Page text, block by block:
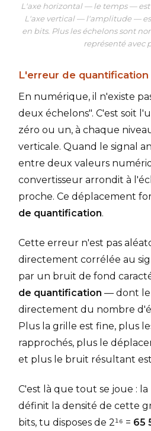
L'axe horizontal — le temps — est
L'axe vertical — l'amplitude —
en bits. Plus les échelons sont
représenté avec
L'erreur de quantification
En numérique, il n'existe
deux échelons". C'est soit
zéro ou un, à chaque
verticale. Quand le signal
entre deux valeurs
convertisseur arrondit à
proche. Ce déplacement
de quantification.
Cette erreur n'est pas
directement corrélée au
par un bruit de fond
de quantification — dont le
directement du nombre
Plus la grille est fine, plus
rapprochés, plus le
et plus le bruit résultant est
C'est là que tout se joue :
définit la densité de cette
bits, tu disposes de 2¹⁶ = 65